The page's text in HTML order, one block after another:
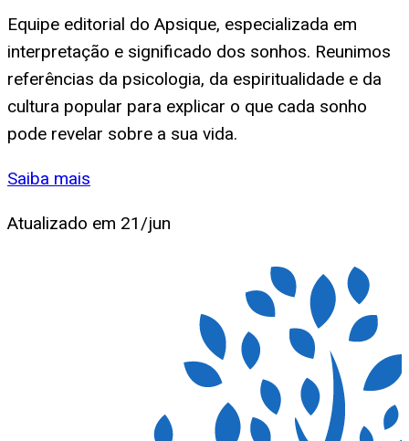
Equipe editorial do Apsique, especializada em
interpretação e significado dos sonhos. Reunimos
referências da psicologia, da espiritualidade e da
cultura popular para explicar o que cada sonho
pode revelar sobre a sua vida.
Saiba mais
Atualizado em 21/jun